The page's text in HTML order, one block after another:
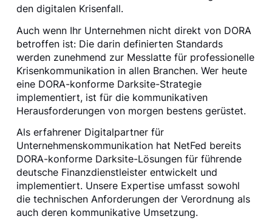
den digitalen Krisenfall.
Auch wenn Ihr Unternehmen nicht direkt von DORA
betroffen ist: Die darin definierten Standards
werden zunehmend zur Messlatte für professionelle
Krisenkommunikation in allen Branchen. Wer heute
eine DORA-konforme Darksite-Strategie
implementiert, ist für die kommunikativen
Herausforderungen von morgen bestens gerüstet.
Als erfahrener Digitalpartner für
Unternehmenskommunikation hat NetFed bereits
DORA-konforme Darksite-Lösungen für führende
deutsche Finanzdienstleister entwickelt und
implementiert. Unsere Expertise umfasst sowohl
die technischen Anforderungen der Verordnung als
auch deren kommunikative Umsetzung.